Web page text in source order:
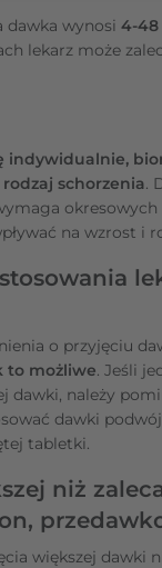
dawka wynosi 4-
lekarz może
indywidualnie,
schorzenia.
okresowych
na wzrost i
o przyjęciu
to możliwe. Jeśli
dawki, należy
dawki
tabletki.
niż
większej dawki